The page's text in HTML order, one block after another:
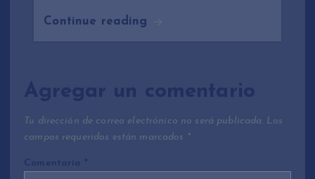
Continue reading
Agregar un comentario
Tu dirección de correo electrónico no será publicada. Los
campos requeridos están marcados *
Comentario *